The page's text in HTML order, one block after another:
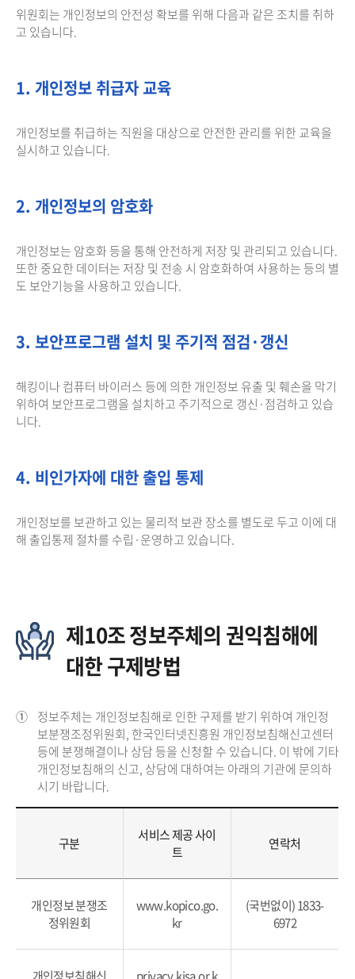
위원회는 개인정보의 안전성 확보를 위해 다음과 같은 조치를 취하
고 있습니다.
1. 개인정보 취급자 교육
개인정보를 취급하는 직원을 대상으로 안전한 관리를 위한 교육을
실시하고 있습니다.
2. 개인정보의 암호화
개인정보는 암호화 등을 통해 안전하게 저장 및 관리되고 있습니다.
또한 중요한 데이터는 저장 및 전송 시 암호화하여 사용하는 등의 별
도 보안기능을 사용하고 있습니다.
3. 보안프로그램 설치 및 주기적 점검·갱신
해킹이나 컴퓨터 바이러스 등에 의한 개인정보 유출 및 훼손을 막기
위하여 보안프로그램을 설치하고 주기적으로 갱신·점검하고 있습
니다.
4. 비인가자에 대한 출입 통제
개인정보를 보관하고 있는 물리적 보관 장소를 별도로 두고 이에 대
해 출입통제 절차를 수립·운영하고 있습니다.
제10조 정보주체의 권익침해에
대한 구제방법
① 정보주체는 개인정보침해로 인한 구제를 받기 위하여 개인정
보분쟁조정위원회, 한국인터넷진흥원 개인정보침해신고센터
등에 분쟁해결이나 상담 등을 신청할 수 있습니다. 이 밖에 기타
개인정보침해의 신고, 상담에 대하여는 아래의 기관에 문의하
시기 바랍니다.
구분
서비스 제공 사이
트
연락처
개인정보 분쟁조
정위원회
www.kopico.go.
kr
(국번없이) 1833-
6972
개인정보침해신 privacy.kisa.or.k